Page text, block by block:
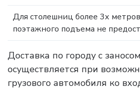
Для столешниц более 3х метров
поэтажного подъема не
Доставка по городу с
осуществляется при
грузового автомобиля ко